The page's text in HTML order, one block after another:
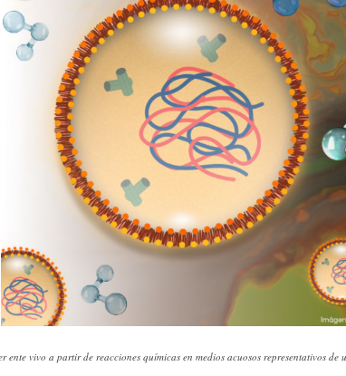
ente vivo a partir de reacciones químicas en medios acuosos representativos